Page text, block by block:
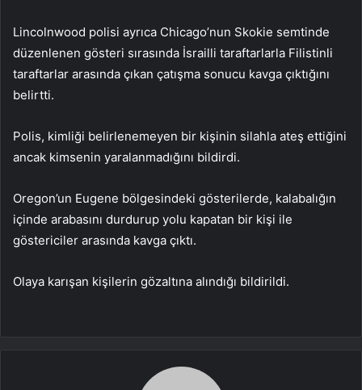
Lincolnwood polisi ayrıca Chicago’nun Skokie semtinde
düzenlenen gösteri sırasında İsrailli taraftarlarla Filistinli
taraftarlar arasında çıkan çatışma sonucu kavga çıktığını
belirtti.
Polis, kimliği belirlenemeyen bir kişinin silahla ateş ettiğini
ancak kimsenin yaralanmadığını bildirdi.
Oregon’un Eugene bölgesindeki gösterilerde, kalabalığın
içinde arabasını durdurup yolu kapatan bir kişi ile
göstericiler arasında kavga çıktı.
Olaya karışan kişilerin gözaltına alındığı bildirildi.